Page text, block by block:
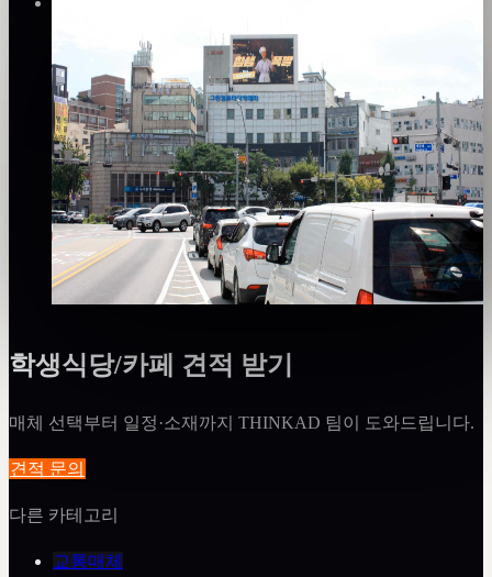
✅
집행 검증
DOOH
신촌역 퀸즈빌딩 전광판 광고
마포구
양호 · 68점 집행 이력·리뷰·데이터 완성도 기반 산정
₩800만 월
학생식당/카페 견적 받기
매체 선택부터 일정·소재까지 THINKAD 팀이 도와드립니다.
견적 문의
다른 카테고리
교통매체